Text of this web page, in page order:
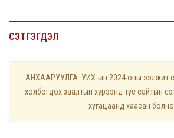
СЭТГЭГДЭЛ
АНХААРУУЛГА: УИХ-ын 2024 оны ээлжит
холбогдох заалтын хүрээнд тус сайтын
хугацаанд хаасан болно.